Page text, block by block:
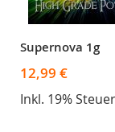
Supernova 1g
12,99 €
Inkl. 19%